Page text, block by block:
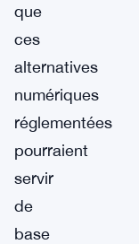
que
ces
alternatives
numériques
réglementées
pourraient
servir
de
base